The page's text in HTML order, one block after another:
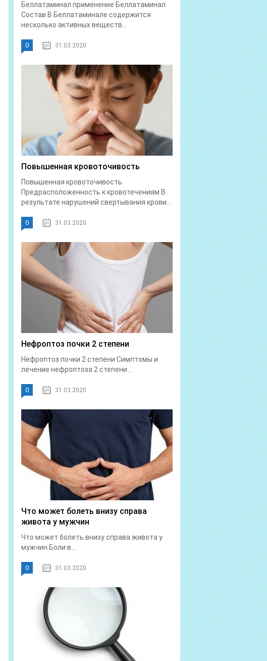
Беллатаминал применение Беллатаминал
Состав В Беллатаминале содержится
несколько активных веществ...
0 31.03.2020
Повышенная кровоточивость
Повышенная кровоточивость
Предрасположенность к кровотечениям В
результате нарушений свертывания крови...
0 31.03.2020
Нефроптоз почки 2 степени
Нефроптоз почки 2 степени Симптомы и
лечение нефроптоза 2 степени...
0 31.03.2020
Что может болеть внизу справа
живота у мужчин
Что может болеть внизу справа живота у
мужчин Боли в...
0 31.03.2020